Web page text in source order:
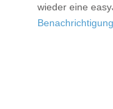
wieder eine
Benachrichtigung